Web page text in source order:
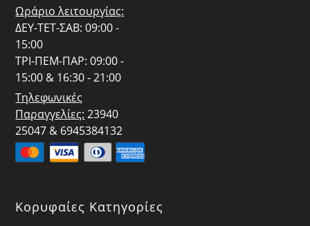
Ωράριο λειτουργίας:
ΔΕΥ-ΤΕΤ-ΣΑΒ: 09:00 -
15:00
ΤΡΙ-ΠΕΜ-ΠΑΡ: 09:00 -
15:00 & 16:30 - 21:00
Τηλεφωνικές
Παραγγελίες: 23940
25047 & 6945384132
Κορυφαίες Κατηγορίες